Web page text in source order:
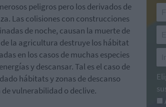
peligros pero los derivados de
Las colisiones con construcciones
de noche, causan la muerte de
la agricultura destruye los hábitat
en los casos de muchas especies
y descansar. Tal es el caso de
hábitats y zonas de descanso
vulnerabilidad o declive.